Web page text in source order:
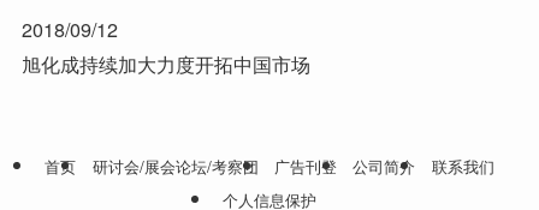
2018/09/12
旭化成持续加大力度开拓中国市场
首页 研讨会/展会论坛/考察团 广告刊登 公司简介
联系我们
个人信息保护